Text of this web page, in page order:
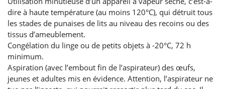
dire à haute température (au moins 120°C), qui détruit tous
les stades de punaises de lits au niveau des recoins ou des
tissus d’ameublement.
Congélation du linge ou de petits objets à -20°C, 72 h
minimum.
Aspiration (avec l’embout fin de l’aspirateur) des œufs,
jeunes et adultes mis en évidence. Attention, l’aspirateur ne